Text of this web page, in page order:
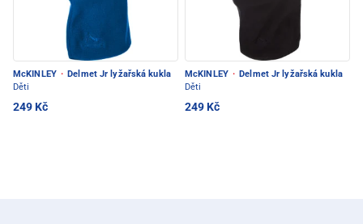
McKINLEY · Delmet Jr lyžařská kukla
Děti
249 Kč
McKINLEY · Delmet Jr lyžařská kukla
Děti
249 Kč